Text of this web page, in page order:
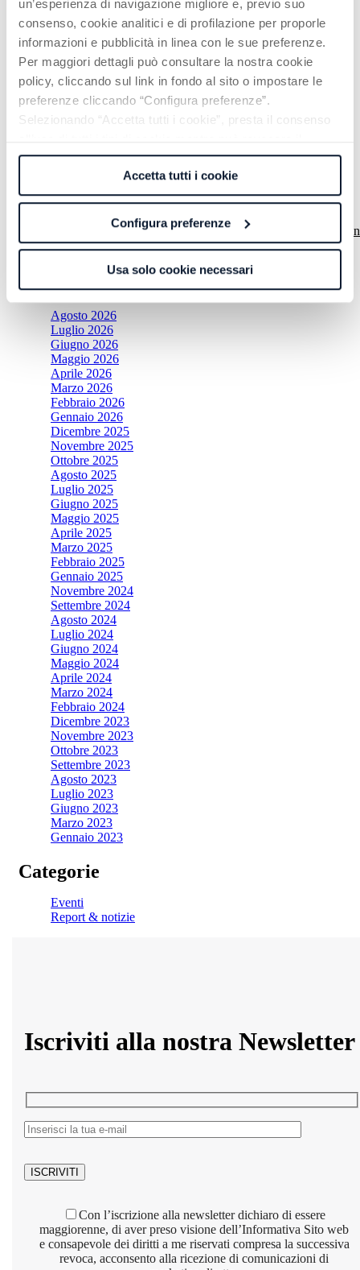
un’esperienza di navigazione migliore e, previo suo
consenso, cookie analitici e di profilazione per proporle
informazioni e pubblicità in linea con le sue preferenze.
Per maggiori dettagli può consultare la nostra cookie
policy, cliccando sul link in fondo al sito o impostare le
preferenze cliccando “Configura preferenze”.
Selezionando “Accetta tutti i cookie”, presta il consenso
consenso cliccando su “Usa solo cookie necessari” e
saranno attivati i soli cookie tecnici necessari al corretto
funzionamento del sito.
Accetta tutti i cookie
Configura preferenze
Usa solo cookie necessari
›
»
close
Cerca
Cerca
Articoli recenti
“Il patrimonio passa di mano mentre guardiamo altrove”
“Il rendimento è del mercato, ma il valore è una scelta”
Finanza, Innovazione e Competenze: nuovo focus sul tema
Crescita, visione e nuove generazioni: NT Capital SG a “San
Marino Radici e Futuro”
Archivio news
Agosto 2026
Luglio 2026
Giugno 2026
Maggio 2026
Aprile 2026
Marzo 2026
Febbraio 2026
Gennaio 2026
Dicembre 2025
Novembre 2025
Ottobre 2025
Agosto 2025
Luglio 2025
Giugno 2025
Maggio 2025
Aprile 2025
Marzo 2025
Febbraio 2025
Gennaio 2025
Novembre 2024
Settembre 2024
Agosto 2024
Luglio 2024
Giugno 2024
Maggio 2024
Aprile 2024
Marzo 2024
Febbraio 2024
Dicembre 2023
Novembre 2023
Ottobre 2023
Settembre 2023
Agosto 2023
Luglio 2023
Giugno 2023
Marzo 2023
Gennaio 2023
Categorie
Eventi
Report & notizie
Iscriviti alla nostra Newsletter
ISCRIVITI
Con l’iscrizione alla newsletter dichiaro di essere
maggiorenne, di aver preso visione dell’Informativa Sito web
e consapevole dei diritti a me riservati compresa la successiva
revoca, acconsento alla ricezione di comunicazioni di